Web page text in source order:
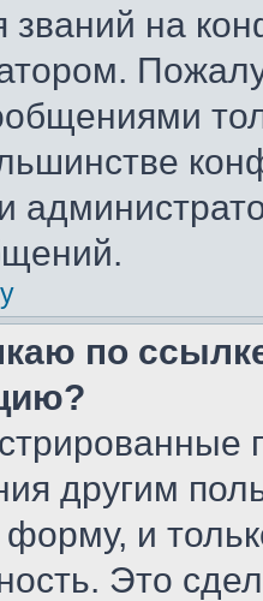
на
по
другим
и
Это